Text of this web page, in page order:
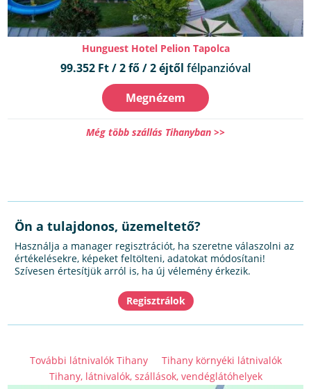
Hunguest Hotel Pelion Tapolca
99.352 Ft / 2 fő / 2 éjtől félpanzióval
Megnézem
Még több szállás Tihanyban >>
Ön a tulajdonos, üzemeltető?
Használja a manager regisztrációt, ha szeretne válaszolni az
értékelésekre, képeket feltölteni, adatokat módosítani!
Szívesen értesítjük arról is, ha új vélemény érkezik.
További látnivalók Tihany
Tihany környéki látnivalók
Tihany, látnivalók, szállások, vendéglátóhelyek